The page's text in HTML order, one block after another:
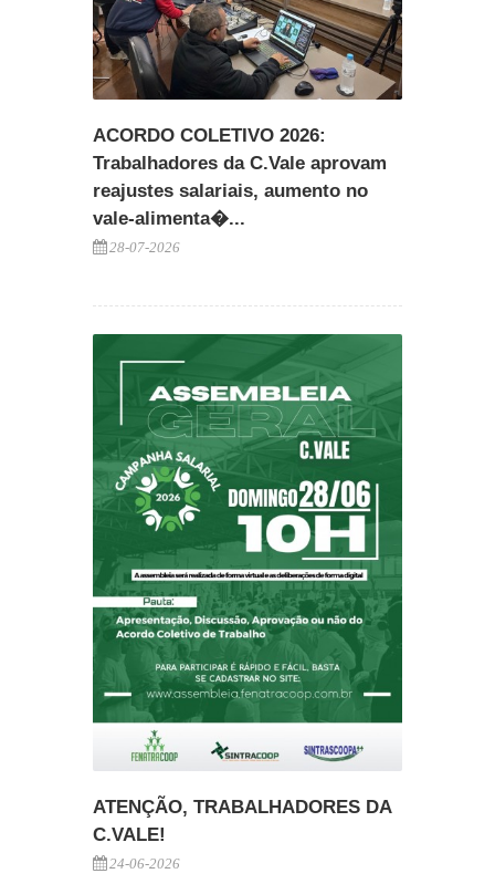
ACORDO COLETIVO 2026:
Trabalhadores da C.Vale aprovam
reajustes salariais, aumento no
vale-alimenta�...
28-07-2026
ATENÇÃO, TRABALHADORES DA
C.VALE!
24-06-2026